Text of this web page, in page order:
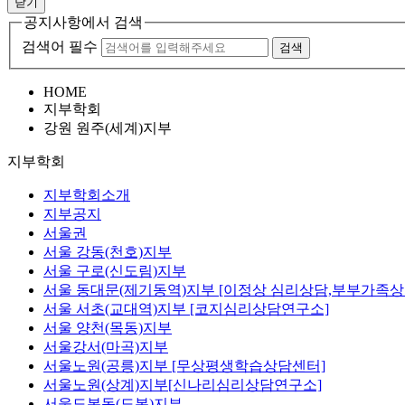
공지사항에서 검색
검색어 필수
검색
HOME
지부학회
강원 원주(세계)지부
지부학회
지부학회소개
지부공지
서울권
서울 강동(천호)지부
서울 구로(신도림)지부
서울 동대문(제기동역)지부 [이정상 심리상담,부부가족
서울 서초(교대역)지부 [코지심리상담연구소]
서울 양천(목동)지부
서울강서(마곡)지부
서울노원(공릉)지부 [무상평생학습상담센터]
서울노원(상계)지부[신나리심리상담연구소]